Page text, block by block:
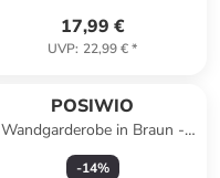
17,99 €
UVP: 22,99 €*
POSIWIO
Wandgarderobe in Braun -
(B)13,5 x (H)13,5 x (T)9 cm
-14%